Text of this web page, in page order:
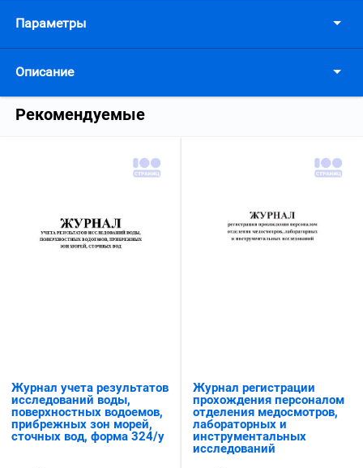
Параметры
Описание
Рекомендуемые
Журнал учета результатов
исследований воды,
поверхностных водоемов,
прибрежных зон морей,
сточных вод, форма 324/у
Журнал регистрации
прохождения персоналом
отделения медосмотров,
лабораторных и
инструментальных
исследований